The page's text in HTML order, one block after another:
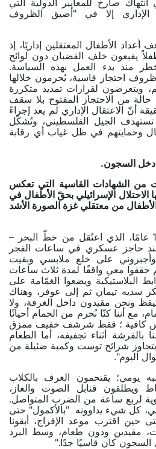
صارخ للمعايير الدولية التي
الإداري إلا في "أضيق الظروف
الأطفال المعتقلين إداريًا، إذ
العدد أكثر من 90 طفلاً يقبعون خلف القضبان دون لوائح
منذ بدء العمل بهذه السياسة.
احتجاز قاسية، يُحرمون خلالها
ويتعرضون لقرارات تمديد متكررة
حالة من الاحتجاز المفتوح بلا سقف
أنّ الاعتقال الإداري لم يعد إجراءً
تستهدف الجيل الفلسطيني، وتُشكّل
وحمايتهم في ظل غياب أي رقابة
دخل السجون.
الشهادات القاسية التي تعكس
الإسرائيلي بحقّ الأطفال في
من معتقلي غزة الصورة الأشد
يقول الطفل م. ك، 17 عامًا، الذي اعتُقل من خطّ البحر –
عند حاجز عسكري في ساعات الفجر
على خلع ملابسي وبقيت
حققوا معي واقفًا لمدة ثلاث ساعات
البلاستيكية ويضعوا الغمّامة على
سديه تيمان ثم إلى عوفر، وهناك
ونحن مقيدون داخل الغرفة، ولا
مع أننا كنّا نُحرم من الحمام أحيانًا
كافية ؛ فقط شرشف خفيف ممزق
بالفرشة أثناء تجفيفه، أما الطعام
يتجاوز شرائح توست وكمية ضئيلة من
اليوم".
يومي؛ يقتحمون الغرف بالكلاب
ويطلقون قنابل الصوت والغاز،
لربع ساعة من الضرب المتواصل.
كل شيء يداوونه "بالأكمول" حتى
حين اقترب موعد الإفراج، أبقونا
مقيدين ودون طعام، وسط البرد
كان قاسيًا جدًا."